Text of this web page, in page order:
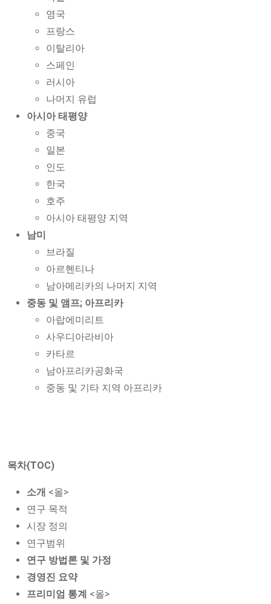
영국
프랑스
이탈리아
스페인
러시아
나머지 유럽
아시아 태평양
중국
일본
인도
한국
호주
아시아 태평양 지역
남미
브라질
아르헨티나
남아메리카의 나머지 지역
중동 및 앰프; 아프리카
아랍에미리트
사우디아라비아
카타르
남아프리카공화국
중동 및 기타 지역 아프리카
목차(TOC)
소개 <올>
연구 목적
시장 정의
연구범위
연구 방법론 및 가정
경영진 요약
프리미엄 통계 <올>